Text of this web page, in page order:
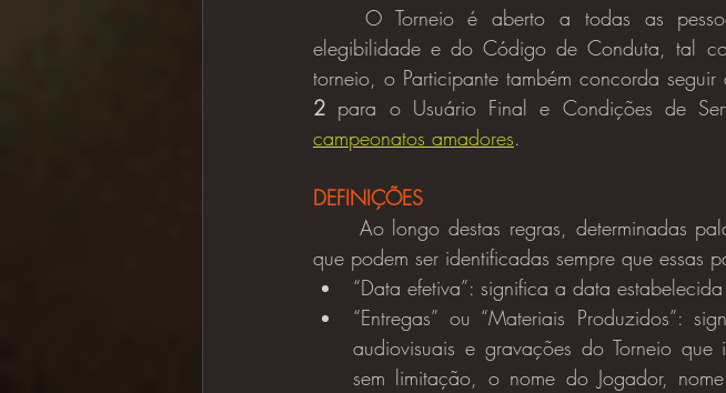
elegibilidade e do Código de Conduta, tal
torneio, o Participante também concorda
2 para o Usuário Final e Condições de
campeonatos amadores.
DEFINIÇÕES
que podem ser identificadas sempre que essas
“Data efetiva”: significa a data
“Entregas” ou “Materiais Produzidos”:
audiovisuais e gravações do Torneio
sem limitação, o nome do Jogador,